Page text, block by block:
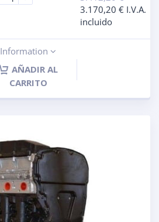
3.170,20 € I.V.A.
incluido
Information
AÑADIR AL
CARRITO